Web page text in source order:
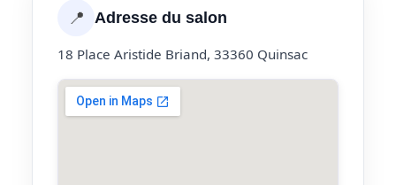
📍 Adresse du salon
18 Place Aristide Briand, 33360 Quinsac